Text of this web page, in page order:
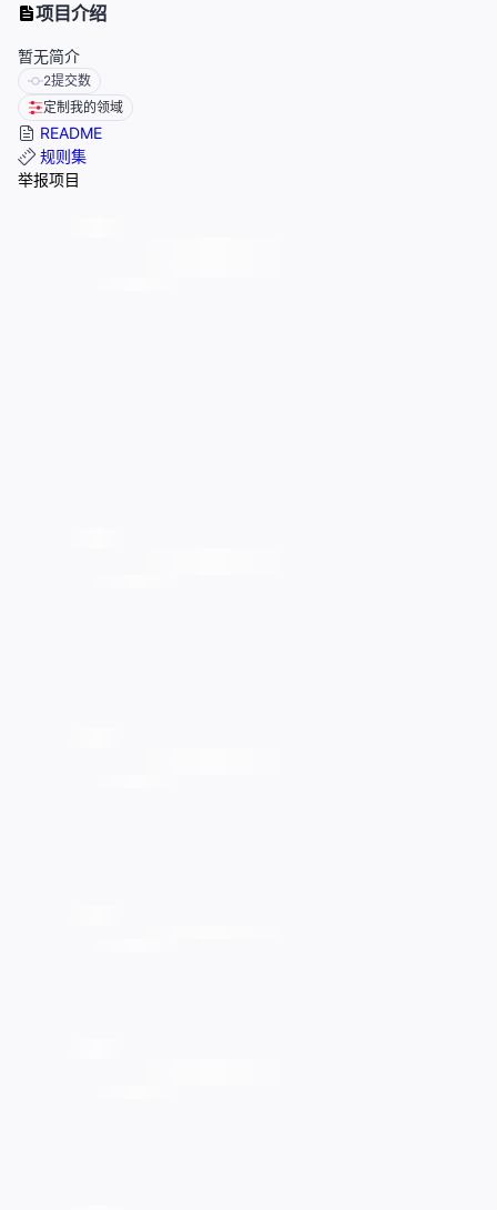
项目介绍
暂无简介
2提交数
定制我的领域
README
规则集
举报项目